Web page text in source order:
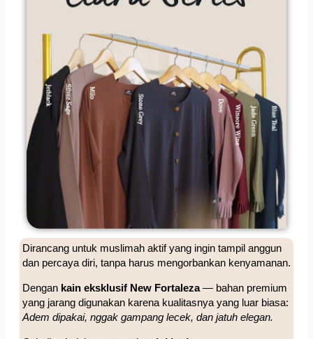
Dirancang untuk muslimah aktif yang ingin tampil anggun
dan percaya diri, tanpa harus mengorbankan kenyamanan.
Dengan kain eksklusif New Fortaleza— bahan premium
yang jarang digunakan karena kualitasnya yang luar biasa:
Adem dipakai, nggak gampang lecek, dan jatuh elegan.